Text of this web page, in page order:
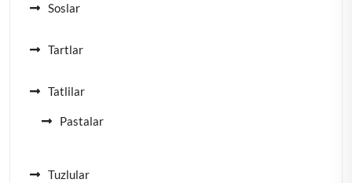
Soslar
Tartlar
Tatlilar
Pastalar
Tuzlular